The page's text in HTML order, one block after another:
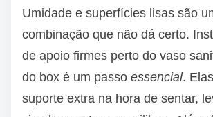
Umidade e superfícies lisas são
combinação que não dá certo.
de apoio firmes perto do vaso
do box é um passo essencial.
suporte extra na hora de sentar,